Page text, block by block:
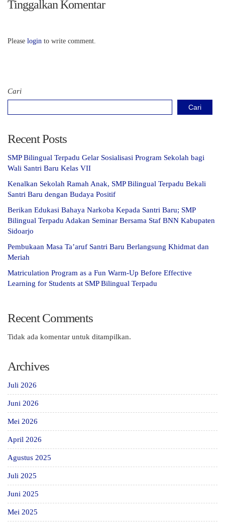
Tinggalkan Komentar
Please login to write comment.
Cari
Cari
Recent Posts
SMP Bilingual Terpadu Gelar Sosialisasi Program Sekolah bagi
Wali Santri Baru Kelas VII
Kenalkan Sekolah Ramah Anak, SMP Bilingual Terpadu Bekali
Santri Baru dengan Budaya Positif
Berikan Edukasi Bahaya Narkoba Kepada Santri Baru; SMP
Bilingual Terpadu Adakan Seminar Bersama Staf BNN Kabupaten
Sidoarjo
Pembukaan Masa Ta’aruf Santri Baru Berlangsung Khidmat dan
Meriah
Matriculation Program as a Fun Warm-Up Before Effective
Learning for Students at SMP Bilingual Terpadu
Recent Comments
Tidak ada komentar untuk ditampilkan.
Archives
Juli 2026
Juni 2026
Mei 2026
April 2026
Agustus 2025
Juli 2025
Juni 2025
Mei 2025